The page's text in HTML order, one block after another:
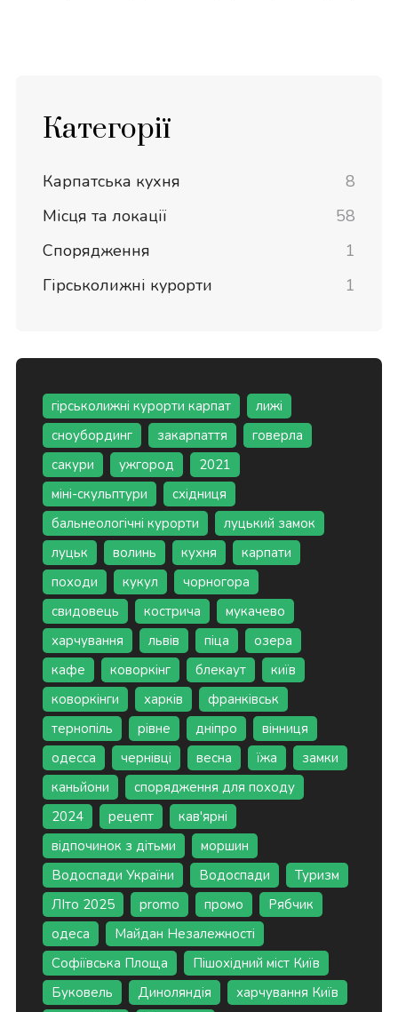
Категорії
Карпатська кухня
8
Місця та локації
58
Спорядження
1
Гірськолижні курорти
1
гірськолижні курорти карпат
лижі
сноубординг
закарпаття
говерла
сакури
ужгород
2021
міні-скульптури
східниця
бальнеологічні курорти
луцький замок
луцьк
волинь кухня
карпати
походи
кукул
чорногора
свидовець
кострича
мукачево
харчування
львів піца
озера
кафе
коворкінг блекаут
київ
коворкінги
харків
франківськ
тернопіль
рівне дніпро
вінниця
одесса
чернівці весна їжа
замки
каньйони
спорядження для походу
2024
рецепт
кав'ярні
відпочинок з дітьми
моршин
Водоспади України
Водоспади
Туризм
ЛІто 2025
promo промо
Рябчик
одеса
Майдан Незалежності
Софіївська Площа
Пішохідний міст Київ
Буковель
Диноляндія
харчування Київ